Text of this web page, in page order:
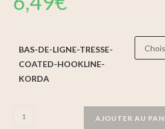
BAS-DE-LIGNE-TRESSE-
COATED-HOOKLINE-
KORDA
AJOUTER AU